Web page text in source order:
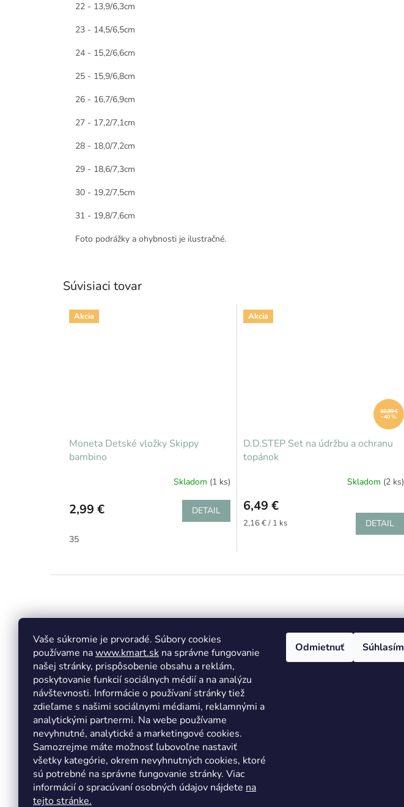
Vaše súkromie je prvoradé. Súbory cookies
používame nawww.kmart.sk na správne fungovanie
našej stránky, prispôsobenie obsahu a reklám,
poskytovanie funkcií sociálnych médií a na analýzu
návštevnosti. Informácie o používaní stránky tiež
zdieľame s našimi sociálnymi médiami, reklamnými a
analytickými partnermi. Na webe používame
nevyhnutné, analytické a marketingové cookies.
Samozrejme máte možnosť ľubovoľne nastaviť
všetky kategórie, okrem nevyhnutných cookies, ktoré
sú potrebné na správne fungovanie stránky. Viac
informácií o spracúvaní osobných údajov nájdete na
tejto stránke.
Odmietnuť Súhlasím
22 - 13,9/6,3cm
23 - 14,5/6,5cm
24 - 15,2/6,6cm
25 - 15,9/6,8cm
26 - 16,7/6,9cm
27 - 17,2/7,1cm
28 - 18,0/7,2cm
29 - 18,6/7,3cm
30 - 19,2/7,5cm
31 - 19,8/7,6cm
Foto podrážky a ohybnosti je ilustračné.
Súvisiaci tovar
Akcia
Moneta Detské vložky Skippy
bambino
Skladom (1 ks)
2,99 € DETAIL
35
Akcia
10,99 €
–40 %
D.D.STEP Set na údržbu a ochranu
topánok
Skladom (2 ks)
6,49 €
Jednotková
2,16 € / 1 ks DETAIL
Facebook